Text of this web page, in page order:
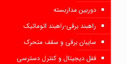
دوربین مداربسته
راهبند برقی-راهبند اتوماتیک
سایبان برقی و سقف متحرک
قفل دیجیتال و کنترل دسترسی